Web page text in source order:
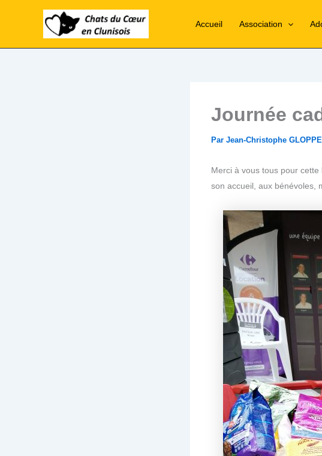
Accueil Association
Journée
Par Jean-Christophe GLOPPE
Merci à vous tous pour
son accueil, aux bénévoles,